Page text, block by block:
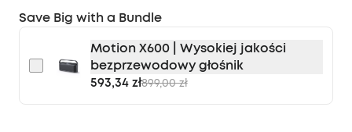
an impressive 70-hour battery life on a single
soundcore H30i, giving 4 hours of playtime on a
quick 5-minute charge.
Lightweight and Comfortable: soundcore H30i
Save Big with a Bundle
Motion X600 | Wysokiej jakości
bezprzewodowy głośnik
593,34 zł899,00 zł